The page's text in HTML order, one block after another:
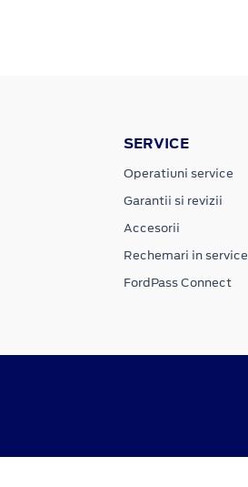
SERVICE
Operatiuni service
Garantii si revizii
Accesorii
Rechemari in service
FordPass Connect